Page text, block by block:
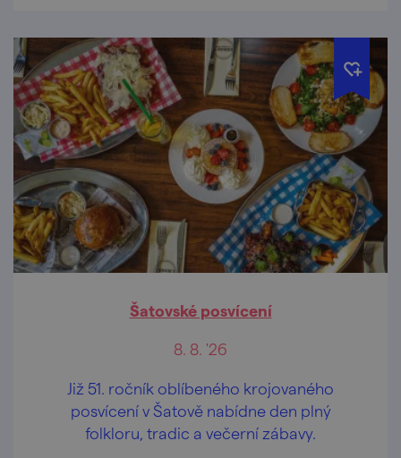
Šatovské posvícení
8. 8. '26
Již 51. ročník oblíbeného krojovaného
posvícení v Šatově nabídne den plný
folkloru, tradic a večerní zábavy.